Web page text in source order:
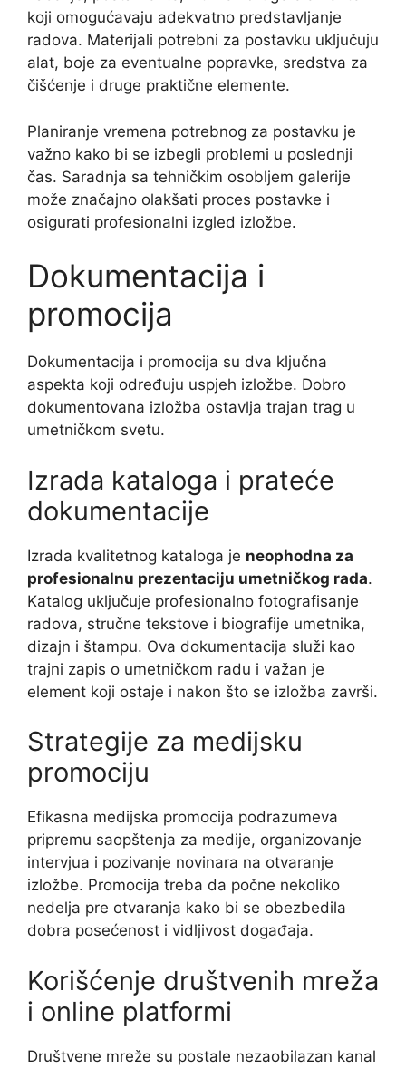
koji omogućavaju adekvatno predstavljanje
radova. Materijali potrebni za postavku uključuju
alat, boje za eventualne popravke, sredstva za
čišćenje i druge praktične elemente.
Planiranje vremena potrebnog za postavku je
važno kako bi se izbegli problemi u poslednji
čas. Saradnja sa tehničkim osobljem galerije
može značajno olakšati proces postavke i
osigurati profesionalni izgled izložbe.
Dokumentacija i
promocija
Dokumentacija i promocija su dva ključna
aspekta koji određuju uspjeh izložbe. Dobro
dokumentovana izložba ostavlja trajan trag u
umetničkom svetu.
Izrada kataloga i prateće
dokumentacije
Izrada kvalitetnog kataloga je neophodna za
profesionalnu prezentaciju umetničkog rada.
Katalog uključuje profesionalno fotografisanje
radova, stručne tekstove i biografije umetnika,
dizajn i štampu. Ova dokumentacija služi kao
trajni zapis o umetničkom radu i važan je
element koji ostaje i nakon što se izložba završi.
Strategije za medijsku
promociju
Efikasna medijska promocija podrazumeva
pripremu saopštenja za medije, organizovanje
intervjua i pozivanje novinara na otvaranje
izložbe. Promocija treba da počne nekoliko
nedelja pre otvaranja kako bi se obezbedila
dobra posećenost i vidljivost događaja.
Korišćenje društvenih mreža
i online platformi
Društvene mreže su postale nezaobilazan kanal